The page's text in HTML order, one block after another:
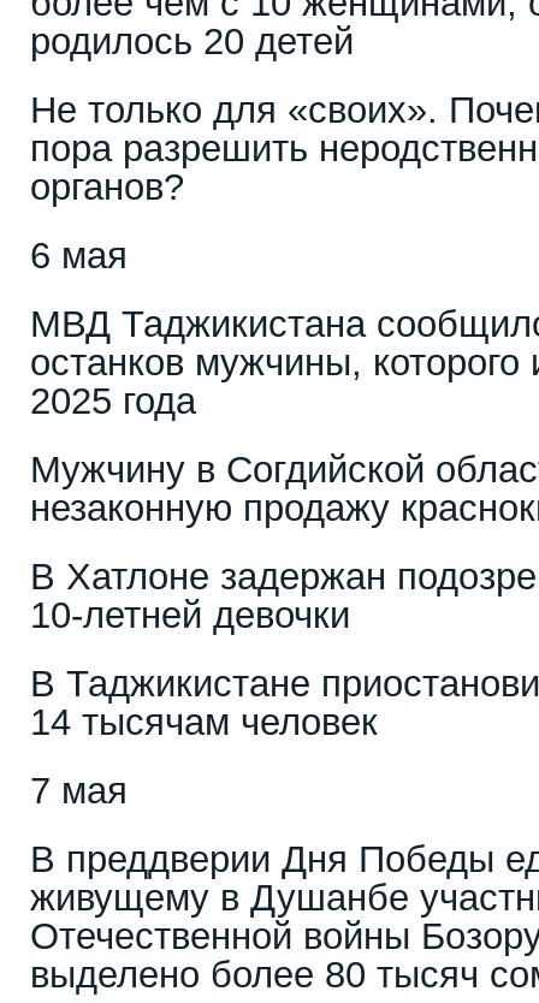
родилось 20 детей
Не только для «своих».
пора разрешить
органов?
6 мая
МВД Таджикистана
останков мужчины, которого
2025 года
Мужчину в Согдийской
незаконную продажу
В Хатлоне задержан
10-летней девочки
В Таджикистане
14 тысячам человек
7 мая
В преддверии Дня Победы
живущему в Душанбе
Отечественной войны
выделено более 80 тысяч